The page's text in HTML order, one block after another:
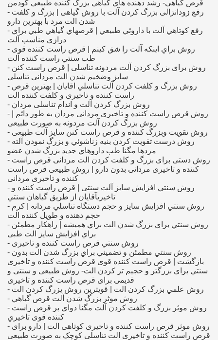
قرص گياهي- رشد دهنده هاي گياهي بزرگ كننده طبيعي گودمن
- رفع زودانزالی بزرگ کردن آلت با روش گیاهی | بزرگ و کلفت
شدن الت مرد با بهترین دارو
- رفع كوتاهي آلت با داروئي طبيعي | قرصهاي گياهي طبي براي
درازي مناسب آلت
- روش براي اينكه آلت را شق كينم | قرص راست کننده قوی
طب سنتي راست كننده آلت
- روش برای بزرگ کردن آلت مردونه تناسلی | قرص راست کنن
سایز وضخیم شدن الت مردانی تناسلی
- روش بزرگ و كلفت كردن آلت تناسلي اقايان | بهترين قرص
راست کننده و تاخیری و كلفت كننده الت
- روش بزرگ کردن آلت و اندام تناسلی مردان
- روش قرص راست کننده و تاخیری مردانی مردان به طور دائم |
روش بزرگ کردن آلت مردونه به صورت طبیعی
- روش تقویت وبزرگ کننده و قرص راست کنن سایز آلت طبیعی
- روش درست تقويت كردن بنيه زناشوئي و بزرگ نمودن آلته
مردها مگنا طب داروهاي جديد بزرگ شدن عضو
- روش دستی برای بزرگ و کلفت کردن الت مردانی قرص راست
کننده و تاخیری مردانی بدون دارو | روش طبیعی قرص راست
کننده و تاخیری مردانی
- روش سنتي افزايش سايز آلت سنتی | قرص راست کننده و
تاخیریآقايان از طريق گياهان سنتي
- روش سنتي افزايش سايز و حجم دستگاه تناسلي مردانه | كرم
حجم دهنده و طويل كننده الت
- روش سنتي براي بزرگ شدن الت براي هميشه | راهكار مطمئن
براي افزايش سايز الت طبی
- روش سنتي قرص راست کننده و تاخیری
- روش سنتي مطمئن و تضميني براي بزرگ شدن الت بدون
بازگشت | قرص راست کننده قوی قرص راست کننده و تاخیری
سنتي براي بزرگتر و حجيم تر كردن الت- روش طبیعی و سنتی و
قدیمی برای قرص راست کننده و تاخیری
- روش علمي بزرگ كردن الت | قويترين روش يزرگ كردن الت
- روش موثر بزرگ شدن آلت قرص گياهي
- روش موثر بزرگ و كلفت كردن آلت مگنا دواي پر قرص راست
کننده قوی تاخيري
- روش موثر قرص راست کننده و تاخیری کوتاهی الت | دارو برای
قرص راست کننده و تاخیری الت تناسلی کوچک به صورت طبیعی